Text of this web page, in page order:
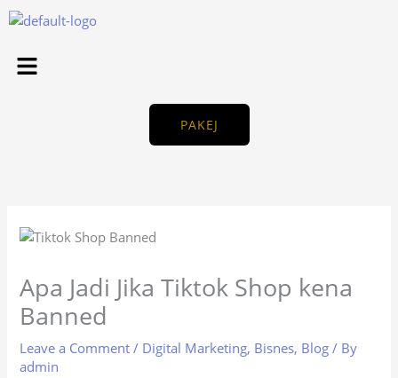
Skip
to
Menu
PAKEJ
Apa Jadi Jika Tiktok Shop kena
Banned
Leave a Comment / Digital Marketing, Bisnes, Blog / By
admin
facebook